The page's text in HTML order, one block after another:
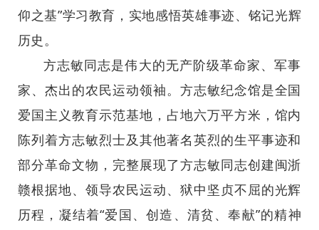
仰之基”学习教育，实地感悟英雄事迹、铭记光辉
历史。
方志敏同志是伟大的无产阶级革命家、军事
家、杰出的农民运动领袖。方志敏纪念馆是全国
爱国主义教育示范基地，占地六万平方米，馆内
陈列着方志敏烈士及其他著名英烈的生平事迹和
部分革命文物，完整展现了方志敏同志创建闽浙
赣根据地、领导农民运动、狱中坚贞不屈的光辉
历程，凝结着“爱国、创造、清贫、奉献”的精神